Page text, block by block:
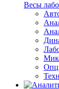
Весы